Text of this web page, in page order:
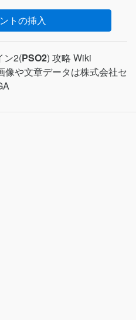
ン2(PSO2) 攻略 Wiki
像や文章データは株式会社セ